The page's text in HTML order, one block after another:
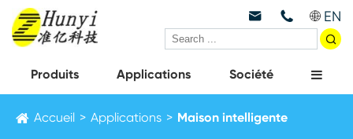
  EN

Produits Applications Société
Accueil Applications Maison intelligente